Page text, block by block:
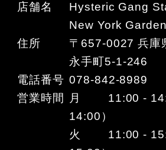
店舗名
Hysteric Gang
New York
住所
〒657-0027 兵庫
永手町5-1-246
電話番号 078-842-8989
営業時間
月 11:00 -
14:00）
火 11:00 -